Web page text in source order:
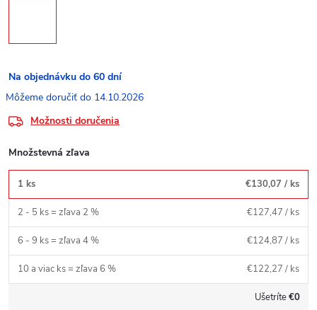
Na objednávku do 60 dní
14.10.2026
Možnosti doručenia
Množstevná zľava
1 ks €130,07 / ks
2 - 5 ks = zľava 2 % €127,47 / ks
6 - 9 ks = zľava 4 % €124,87 / ks
10 a viac ks = zľava 6 % €122,27 / ks
Ušetríte€0